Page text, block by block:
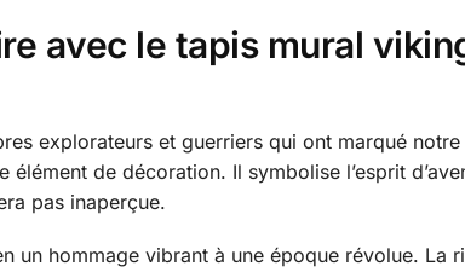
avec le tapis mural
explorateurs et guerriers qui ont marqué
élément de décoration. Il symbolise l’esprit
pas inaperçue.
un hommage vibrant à une époque révolue. La